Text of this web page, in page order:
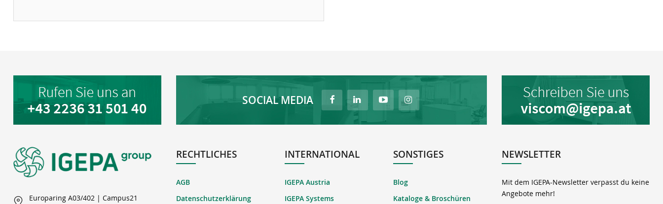
SOCIAL MEDIA
Europaring A03/402 | Campus21
RECHTLICHES
AGB
Datenschutzerklärung
INTERNATIONAL
IGEPA Austria
IGEPA Systems
SONSTIGES
Blog
Kataloge & Broschüren
NEWSLETTER
Mit dem IGEPA-Newsletter verpasst du keine
Angebote mehr!